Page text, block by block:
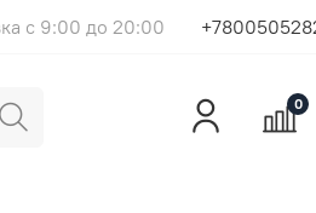
с 9:00 до 20:00
0